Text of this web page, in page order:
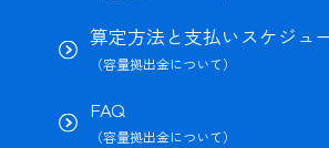
算定方法と支払いスケジュ
（容量拠出金について）
FAQ
（容量拠出金について）